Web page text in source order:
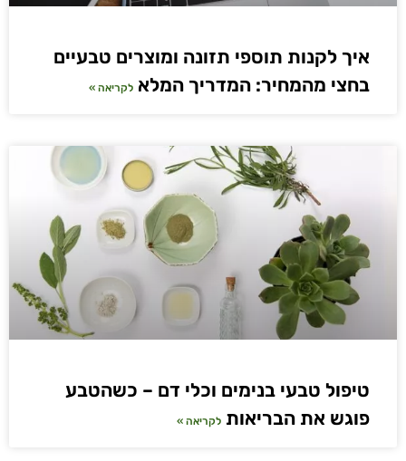
איך לקנות תוספי תזונה ומוצרים טבעיים
בחצי מהמחיר: המדריך המלא לקריאה »
טיפול טבעי בנימים וכלי דם – כשהטבע
פוגש את הבריאות לקריאה »